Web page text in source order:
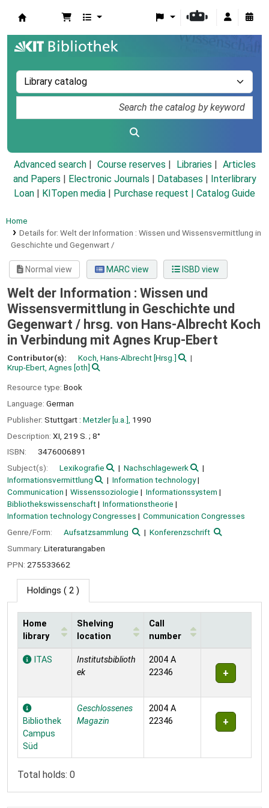
Advanced search Course reserves Libraries
Articles
and Papers
Electronic Journals Databases
Interlibrary
Loan
KITopen media Purchase request | Catalog Guide
Home
Details for: Welt der Information : Wissen und Wissensvermittlung in
Geschichte und Gegenwart /
Normal view MARC view ISBD view
Welt der Information : Wissen und
Wissensvermittlung in Geschichte und
Gegenwart / hrsg. von Hans-Albrecht Koch
in Verbindung mit Agnes Krup-Ebert
Contributor(s): Koch, Hans-Albrecht [Hrsg.]
Krup-Ebert, Agnes [oth]
Resource type: Book
Language: German
Publisher: Stuttgart : Metzler [u.a.], 1990
Description: XI, 219 S. ; 8°
ISBN:
3476006891
Subject(s):
Lexikografie
Nachschlagewerk
Informationsvermittlung
Information technology
Communication
Wissenssoziologie
Informationssystem
Bibliothekswissenschaft
Informationstheorie
Information technology Congresses
Communication Congresses
Genre/Form:
Aufsatzsammlung
Konferenzschrift
Summary: Literaturangaben
PPN: 275533662
Holdings ( 2 )
Holdings
Home
library
Shelving
location
Call
number
ITAS
Institutsbiblioth
ek
2004 A
22346
Bibliothek
Campus
Süd
Geschlossenes
Magazin
2004 A
22346
Total holds: 0